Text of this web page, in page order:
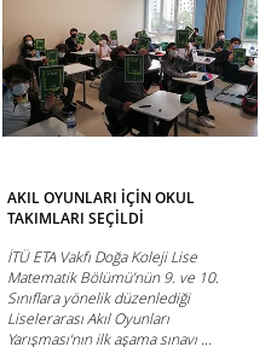
AKIL OYUNLARI İÇİN OKUL
TAKIMLARI SEÇİLDİ
İTÜ ETA Vakfı Doğa Koleji Lise
Matematik Bölümü’nün 9. ve 10.
Sınıflara yönelik düzenlediği
Liselerarası Akıl Oyunları
Yarışması‘nın ilk aşama sınavı ...